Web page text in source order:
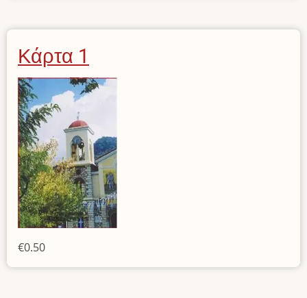
Κάρτα 1
€0.50